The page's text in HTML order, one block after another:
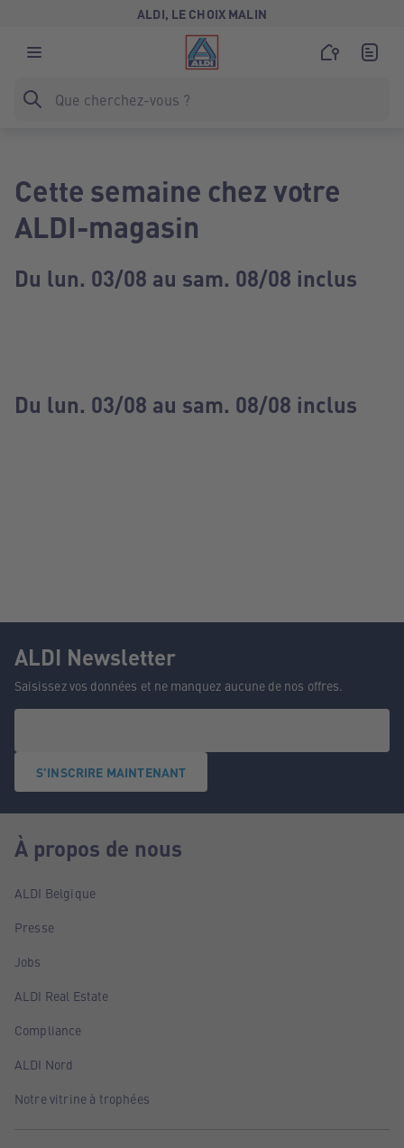
ALDI, LE CHOIX MALIN
Cette semaine chez votre
ALDI-magasin
Du lun. 03/08 au sam. 08/08 inclus
Du lun. 03/08 au sam. 08/08 inclus
ALDI Newsletter
Saisissez vos données et ne manquez aucune de nos offres.
S'INSCRIRE MAINTENANT
À propos de nous
ALDI Belgique
Presse
Jobs
ALDI Real Estate
Compliance
ALDI Nord
Notre vitrine à trophées